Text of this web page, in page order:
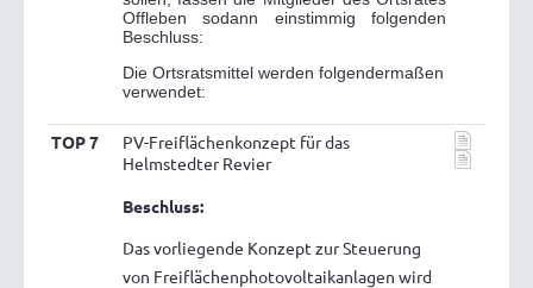
Offleben sodann einstimmig folgenden
Beschluss:
Die Ortsratsmittel werden folgendermaßen
verwendet:
TOP 7
PV-Freiflächenkonzept für das
Helmstedter Revier
Beschluss:
Das vorliegende Konzept zur Steuerung
von Freiflächenphotovoltaikanlagen wird